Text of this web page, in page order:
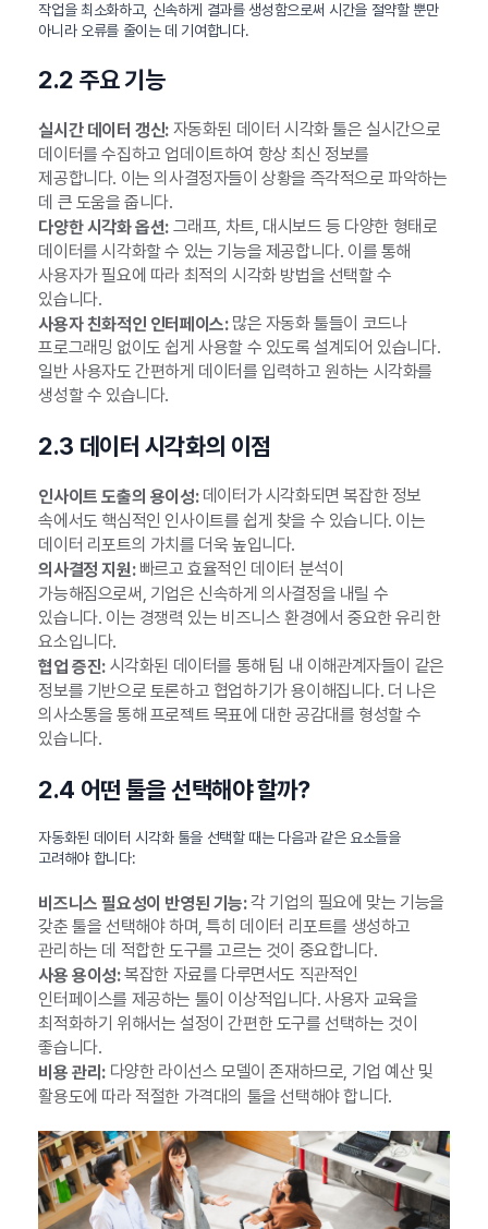
작업을 최소화하고, 신속하게 결과를 생성함으로써 시간을 절약할 뿐만
아니라 오류를 줄이는 데 기여합니다.
2.2 주요 기능
실시간 데이터 갱신:자동화된 데이터 시각화 툴은 실시간으로
데이터를 수집하고 업데이트하여 항상 최신 정보를
제공합니다. 이는 의사결정자들이 상황을 즉각적으로 파악하는
데 큰 도움을 줍니다.
다양한 시각화 옵션:그래프, 차트, 대시보드 등 다양한 형태로
데이터를 시각화할 수 있는 기능을 제공합니다. 이를 통해
사용자가 필요에 따라 최적의 시각화 방법을 선택할 수
있습니다.
사용자 친화적인 인터페이스:많은 자동화 툴들이 코드나
프로그래밍 없이도 쉽게 사용할 수 있도록 설계되어 있습니다.
일반 사용자도 간편하게 데이터를 입력하고 원하는 시각화를
생성할 수 있습니다.
2.3 데이터 시각화의 이점
인사이트 도출의 용이성:데이터가 시각화되면 복잡한 정보
속에서도 핵심적인 인사이트를 쉽게 찾을 수 있습니다. 이는
데이터 리포트의 가치를 더욱 높입니다.
의사결정 지원:빠르고 효율적인 데이터 분석이
가능해짐으로써, 기업은 신속하게 의사결정을 내릴 수
있습니다. 이는 경쟁력 있는 비즈니스 환경에서 중요한 유리한
요소입니다.
협업 증진:시각화된 데이터를 통해 팀 내 이해관계자들이 같은
정보를 기반으로 토론하고 협업하기가 용이해집니다. 더 나은
의사소통을 통해 프로젝트 목표에 대한 공감대를 형성할 수
있습니다.
2.4 어떤 툴을 선택해야 할까?
자동화된 데이터 시각화 툴을 선택할 때는 다음과 같은 요소들을
고려해야 합니다:
비즈니스 필요성이 반영된 기능:각 기업의 필요에 맞는 기능을
갖춘 툴을 선택해야 하며, 특히 데이터 리포트를 생성하고
관리하는 데 적합한 도구를 고르는 것이 중요합니다.
사용 용이성:복잡한 자료를 다루면서도 직관적인
인터페이스를 제공하는 툴이 이상적입니다. 사용자 교육을
최적화하기 위해서는 설정이 간편한 도구를 선택하는 것이
좋습니다.
비용 관리:다양한 라이선스 모델이 존재하므로, 기업 예산 및
활용도에 따라 적절한 가격대의 툴을 선택해야 합니다.